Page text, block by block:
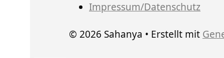
Impressum/Datenschutz
© 2026 Sahanya • Erstellt mit